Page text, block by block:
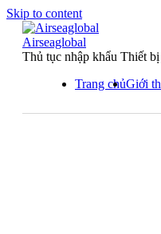
Skip to content
Airseaglobal
Thủ tục nhập khẩu Thiết
Trang chủGiới